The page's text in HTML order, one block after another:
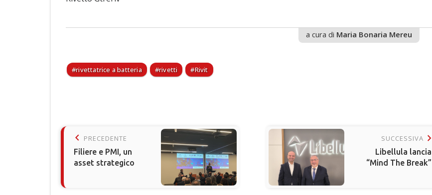
a cura di Maria Bonaria Mereu
rivettatrice a batteria rivetti Rivit
keyboard_arrow_left PRECEDENTE
Filiere e PMI, un
asset strategico
SUCCESSIVA keyboard_arrow_right
Libellula lancia
“Mind The Break”